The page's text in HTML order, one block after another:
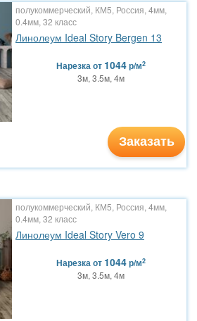
полукоммерческий, КМ5, Россия, 4мм,
0.4мм, 32 класс
Линолеум Ideal Story Bergen 13
Нарезкаот 1044р/м2
3м, 3.5м, 4м
Заказать
полукоммерческий, КМ5, Россия, 4мм,
0.4мм, 32 класс
Линолеум Ideal Story Vero 9
Нарезкаот 1044р/м2
3м, 3.5м, 4м